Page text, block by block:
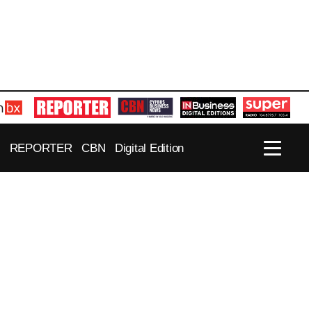
REPORTER CBN Digital Edition